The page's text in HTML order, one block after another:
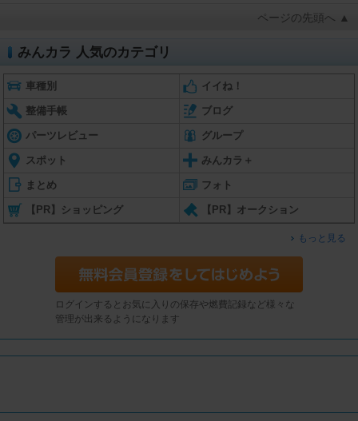
ページの先頭へ ▲
みんカラ 人気のカテゴリ
車種別 イイね！
整備手帳 ブログ
パーツレビュー グループ
スポット みんカラ＋
まとめ フォト
【PR】ショッピング 【PR】オークション
もっと見る
ログインするとお気に入りの保存や燃費記録など様々な
管理が出来るようになります